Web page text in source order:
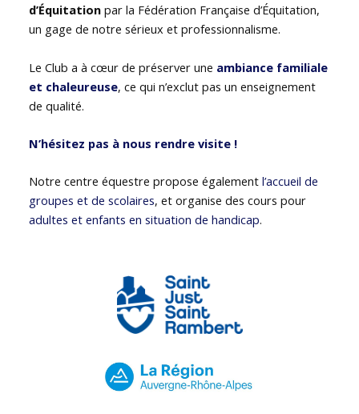
d’Équitation par la Fédération Française d’Équitation,
un gage de notre sérieux et professionnalisme.
Le Club a à cœur de préserver une ambiance familiale
et chaleureuse, ce qui n’exclut pas un enseignement
de qualité.
N’hésitez pas à nous rendre visite !
Notre centre équestre propose égalementl’accueil de
groupes et de scolaires, et organise des cours pour
adultes et enfants en situation de handicap.